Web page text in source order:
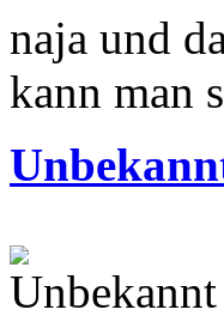
naja und
kann man